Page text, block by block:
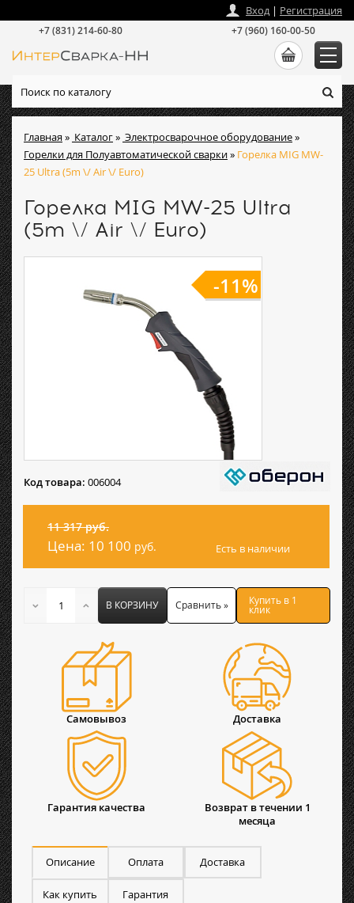
Главная» Каталог» Электросварочное оборудование»
Горелки для Полуавтоматической сварки» Горелка MIG MW-
25 Ultra (5m \/ Air \/ Euro)
Горелка MIG MW-25 Ultra
(5m \/ Air \/ Euro)
-11%
Код товара: 006004
11 317 руб.
Цена: 10 100 руб. Есть в наличии
В КОРЗИНУ Сравнить » Купить в 1
клик
Самовывоз Доставка
Гарантия качества
Возврат в течении 1
месяца
Описание Оплата Доставка
Как купить Гарантия
Вход| Регистрация
+7 (831) 214-60-80 +7 (960) 160-00-50